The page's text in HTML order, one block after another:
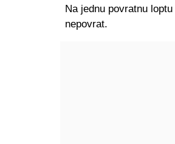
Na jednu povratnu
nepovrat.